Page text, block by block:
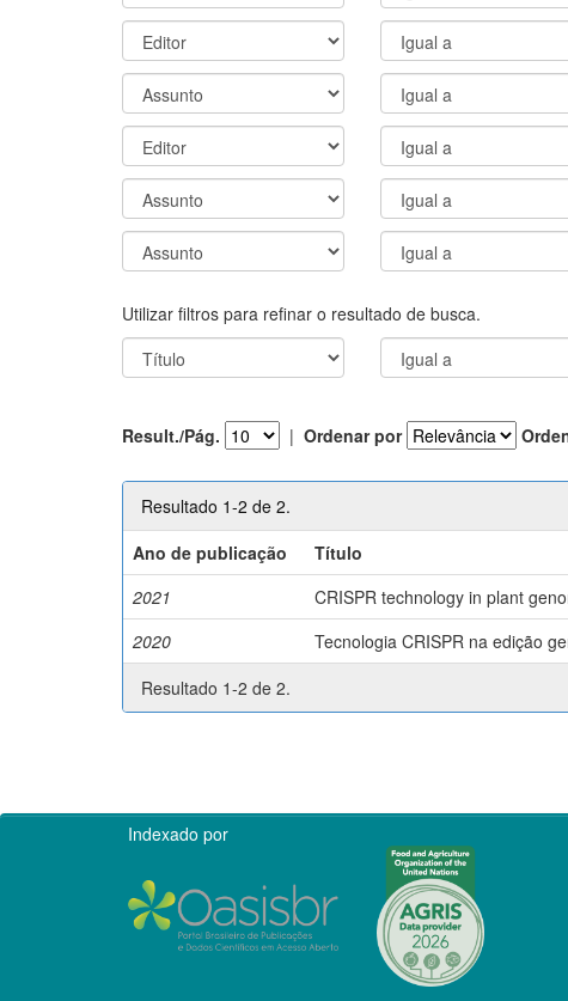
Utilizar filtros para refinar o resultado de busca.
Result./Pág. | Ordenar por
Resultado 1-2 de 2.
Ano de publicação
Título
2021
CRISPR technology in plant
2020
Tecnologia CRISPR na edição
Resultado 1-2 de 2.
Indexado por